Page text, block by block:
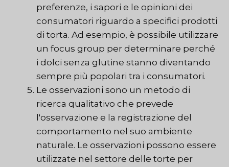
preferenze, i sapori e le opinioni dei
consumatori riguardo a specifici prodotti
di torta. Ad esempio, è possibile utilizzare
un focus group per determinare perché
i dolci senza glutine stanno diventando
sempre più popolari tra i consumatori.
Le osservazioni sono un metodo di
ricerca qualitativo che prevede
l'osservazione e la registrazione del
comportamento nel suo ambiente
naturale. Le osservazioni possono essere
utilizzate nel settore delle torte per